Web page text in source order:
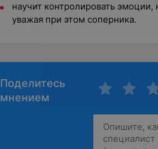
научит контролировать
уважая при этом соперника.
Поделитесь
мнением